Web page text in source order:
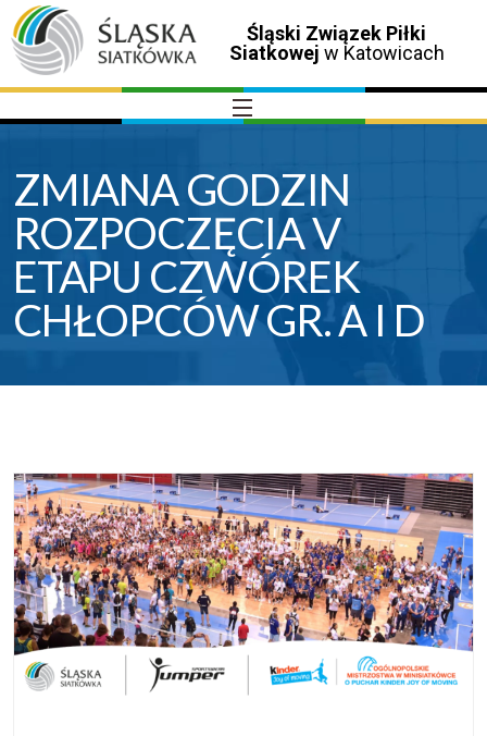
Śląski Związek Piłki
Siatkowej w Katowicach
ZMIANA GODZIN
ROZPOCZĘCIA V
ETAPU CZWÓREK
CHŁOPCÓW GR. A I D